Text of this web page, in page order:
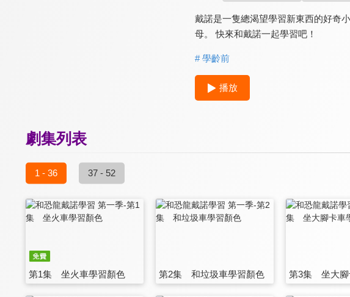
戴諾是一隻總渴望學習新東西的好奇
母。 快來和戴諾一起學習吧！
# 學齡前
播放
劇集列表
1 - 36 37 - 52
第1集 坐火車學習顏色 第2集 和垃圾車學習顏色